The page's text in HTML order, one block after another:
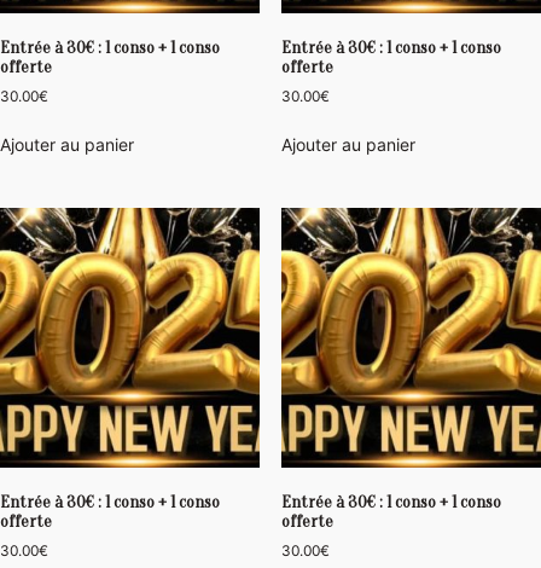
Entrée à 30€ : 1 conso + 1 conso
offerte
30.00€
Ajouter au panier
Entrée à 30€ : 1 conso + 1 conso
offerte
30.00€
Ajouter au panier
Entrée à 30€ : 1 conso + 1 conso
offerte
30.00€
Entrée à 30€ : 1 conso + 1 conso
offerte
30.00€